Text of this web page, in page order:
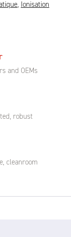
, Ionisation
and OEMs
robust
cleanroom